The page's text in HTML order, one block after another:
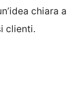
chiara a
clienti.